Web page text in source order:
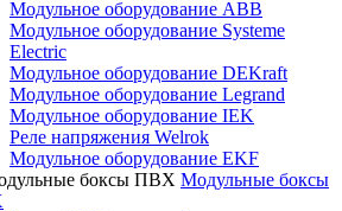
Модульное оборудование ABB
Модульное оборудование Systeme
Electric
Модульное оборудование DEKraft
Модульное оборудование Legrand
Модульное оборудование IEK
Реле напряжения Welrok
Модульное оборудование EKF
Модульные боксы